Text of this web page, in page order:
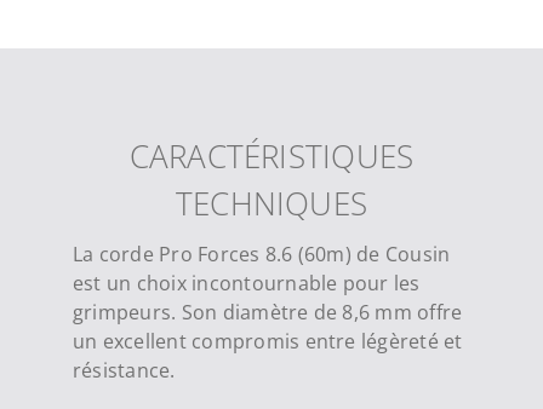
CARACTÉRISTIQUES
TECHNIQUES
La corde Pro Forces 8.6 (60m) de Cousin
est un choix incontournable pour les
grimpeurs. Son diamètre de 8,6 mm offre
un excellent compromis entre légèreté et
résistance.